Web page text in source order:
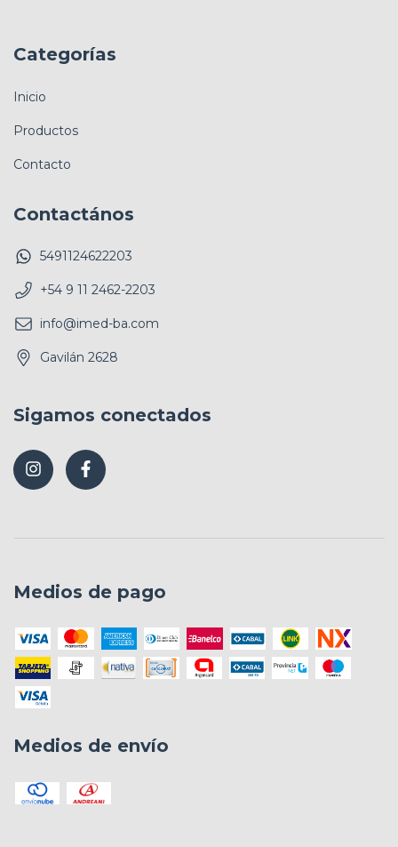
Categorías
Inicio
Productos
Contacto
Contactános
5491124622203
+54 9 11 2462-2203
info@imed-ba.com
Gavilán 2628
Sigamos conectados
Medios de pago
Medios de envío